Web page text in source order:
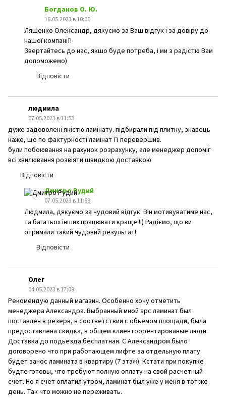
Богданов О. Ю.
16.05.2023 в 10:00
Ляшенко Олександр, дякуємо за Ваш відгук і за довіру до
нашої компанії!
Звертайтесь до нас, якшо буде потреба, і ми з радістю Вам
допоможемо)
Відповісти
людмила
07.05.2023 в 11:53
дуже задоволені якістю ламінату. підбирали під плитку, знавець
каже, що по фактурності ламінат її перевершив.
були побоювання на рахунок розрахунку, але менеджер допоміг
всі хвилювання розвіяти швидкою доставкою
Відповісти
Дмитро Рудий
07.05.2023 в 11:59
Людмила, дякуємо за чудовий відгук. Він мотивуватиме нас,
та багатьох інших працювати краще !:) Радіємо, що ви
отримали такий чудовий результат!
Відповісти
Олег
04.05.2023 в 17:08
Рекомендую данный магазин. Особенно хочу отметить
менеджера Александра. Выбранный мной spc ламинат был
поставлен в резерв, в соответствии с обьемом площади, была
предоставлена скидка, в общем клиентоорентированые люди.
Доставка до подьезда бесплатная. С Александром было
договорено что при работающем лифте за отдельную плату
будет занос ламината в квартиру (7 этаж). Кстати при покупке
будте готовы, что требуют полную оплату на свой расчетный
счет. Но я счет оплатил утром, ламинат был уже у меня в тот же
день. Так что можно не переживать.